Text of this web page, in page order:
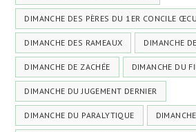
DIMANCHE DES PÈRES DU 1ER CONCILE
DIMANCHE DES RAMEAUX DIMANCHE
DIMANCHE DE ZACHÉE DIMANCHE DU
DIMANCHE DU JUGEMENT DERNIER
DIMANCHE DU PARALYTIQUE